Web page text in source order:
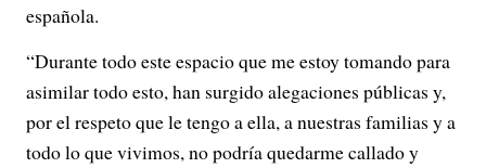
española.
“Durante todo este espacio que me estoy tomando para
asimilar todo esto, han surgido alegaciones públicas y,
por el respeto que le tengo a ella, a nuestras familias y a
todo lo que vivimos, no podría quedarme callado y